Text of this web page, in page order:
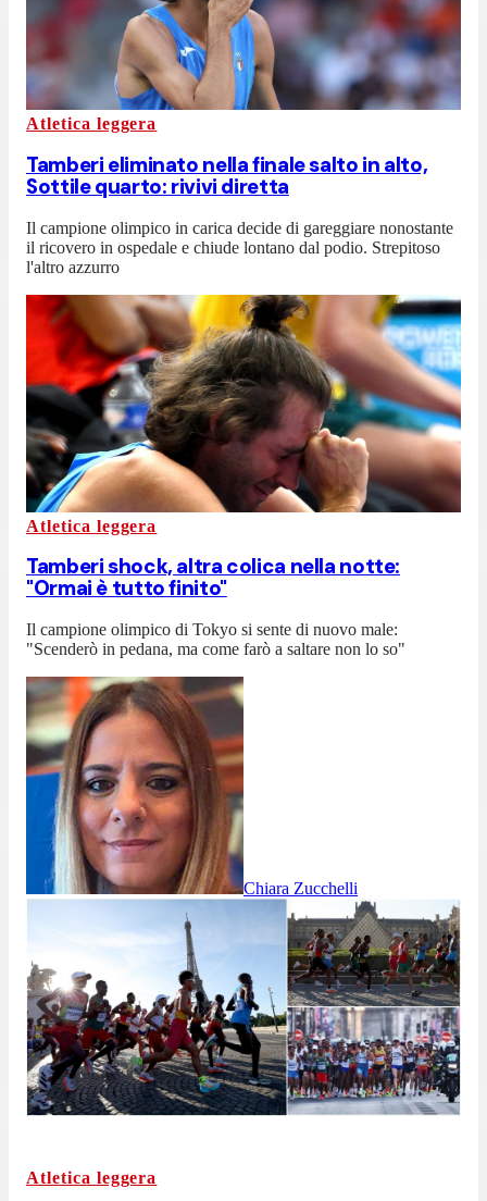
Atletica leggera
Tamberi eliminato nella finale salto in alto,
Sottile quarto: rivivi diretta
Il campione olimpico in carica decide di gareggiare nonostante
il ricovero in ospedale e chiude lontano dal podio. Strepitoso
l'altro azzurro
Atletica leggera
Tamberi shock, altra colica nella notte:
"Ormai è tutto finito"
Il campione olimpico di Tokyo si sente di nuovo male:
"Scenderò in pedana, ma come farò a saltare non lo so"
Chiara Zucchelli
Atletica leggera